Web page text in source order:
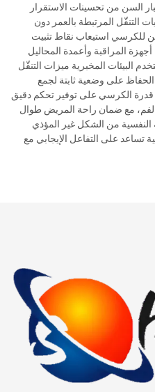
السن من تحسينات الاستقرار
التنقّل المرتبطة بالعمر دون
للكرسي استيعاب نقاط تثبيت
المراقبة وأعمدة المحاليل
البيئات المخبرية ميزات التنقّل
على وضعية ثابتة لجمع
قدرة الكرسي على توفير تحكم دقيق
مع ضمان راحة المريض طوال
من الشكل غير المؤذي
تساعد على التفاعل الإيجابي مع